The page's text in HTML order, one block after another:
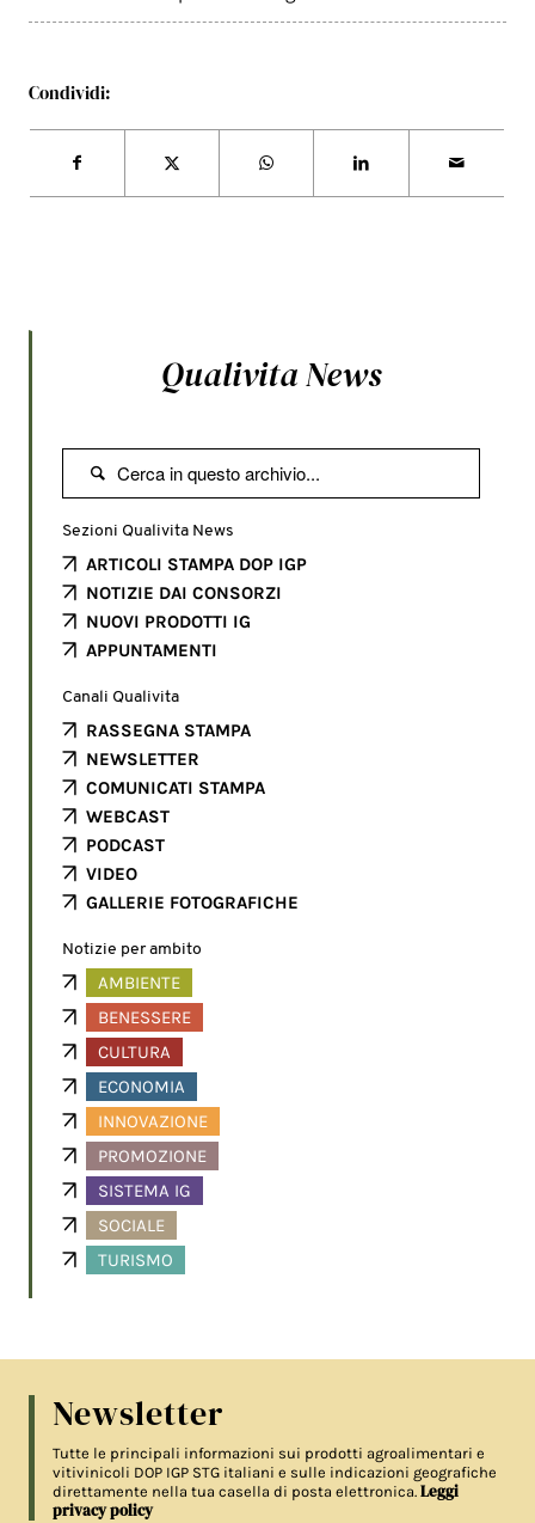
Condividi:
Qualivita News

Sezioni Qualivita News
ARTICOLI STAMPA DOP IGP
NOTIZIE DAI CONSORZI
NUOVI PRODOTTI IG
APPUNTAMENTI
Canali Qualivita
RASSEGNA STAMPA
NEWSLETTER
COMUNICATI STAMPA
WEBCAST
PODCAST
VIDEO
GALLERIE FOTOGRAFICHE
Notizie per ambito
AMBIENTE
BENESSERE
CULTURA
ECONOMIA
INNOVAZIONE
PROMOZIONE
SISTEMA IG
SOCIALE
TURISMO
Newsletter
Tutte le principali informazioni sui prodotti agroalimentari e
vitivinicoli DOP IGP STG italiani e sulle indicazioni geografiche
direttamente nella tua casella di posta elettronica.Leggi
privacy policy